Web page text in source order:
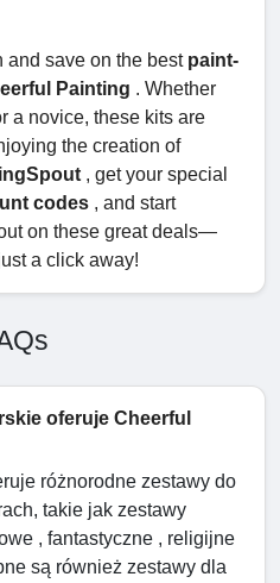
and save on the best paint-
Painting . Whether
a novice, these kits are
the creation of
, get your special
codes , and start
on these great deals—
a click away!
oferuje Cheerful
różnorodne zestawy do
takie jak zestawy
, fantastyczne , religijne
są również zestawy dla